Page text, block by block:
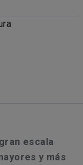
escala
y más